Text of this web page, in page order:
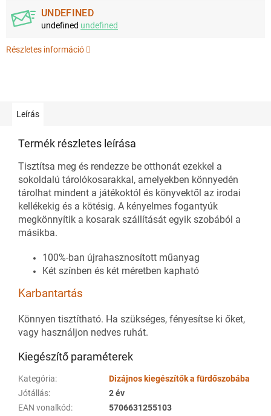
UNDEFINED
undefined undefined
Részletes információ
Leírás
Termék részletes leírása
Tisztítsa meg és rendezze be otthonát ezekkel a
sokoldalú tárolókosarakkal, amelyekben könnyedén
tárolhat mindent a játékoktól és könyvektől az irodai
kellékekig és a kötésig. A kényelmes fogantyúk
megkönnyítik a kosarak szállítását egyik szobából a
másikba.
100%-ban újrahasznosított műanyag
Két színben és két méretben kapható
Karbantartás
Könnyen tisztítható. Ha szükséges, fényesítse ki őket,
vagy használjon nedves ruhát.
Kiegészítő paraméterek
Kategória:
Dizájnos kiegészítők a fürdőszobába
Jótállás:
2 év
EAN vonalkód: 5706631255103